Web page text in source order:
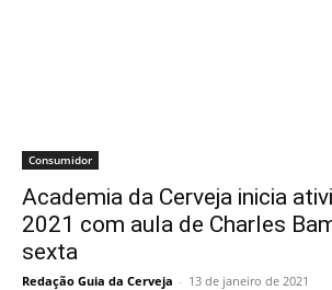
Consumidor
Academia da Cerveja inicia
2021 com aula de Charles
sexta
Redação Guia da Cerveja - 13 de janeiro de 2021